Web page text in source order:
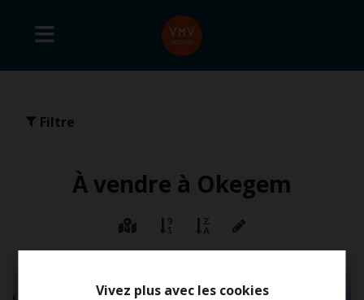
Vivez plus avec les cookies
Filtre
À vendre à Okegem